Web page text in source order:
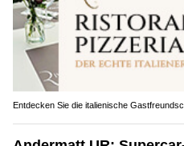
Entdecken Sie die italienische